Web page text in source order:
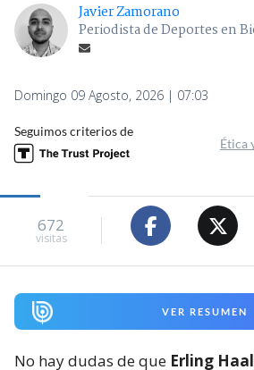
Javier Zamorano
Periodista de Deportes en
Domingo 09 Agosto, 2026 | 07:03
Seguimos criterios de
Ética
672
visitas
VER RESUMEN
No hay dudas de que Erling